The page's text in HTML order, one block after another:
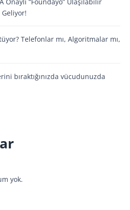
Geliyor!
Telefonlar mı, Algoritmalar mı,
bıraktığınızda vücudunuzda
yok.